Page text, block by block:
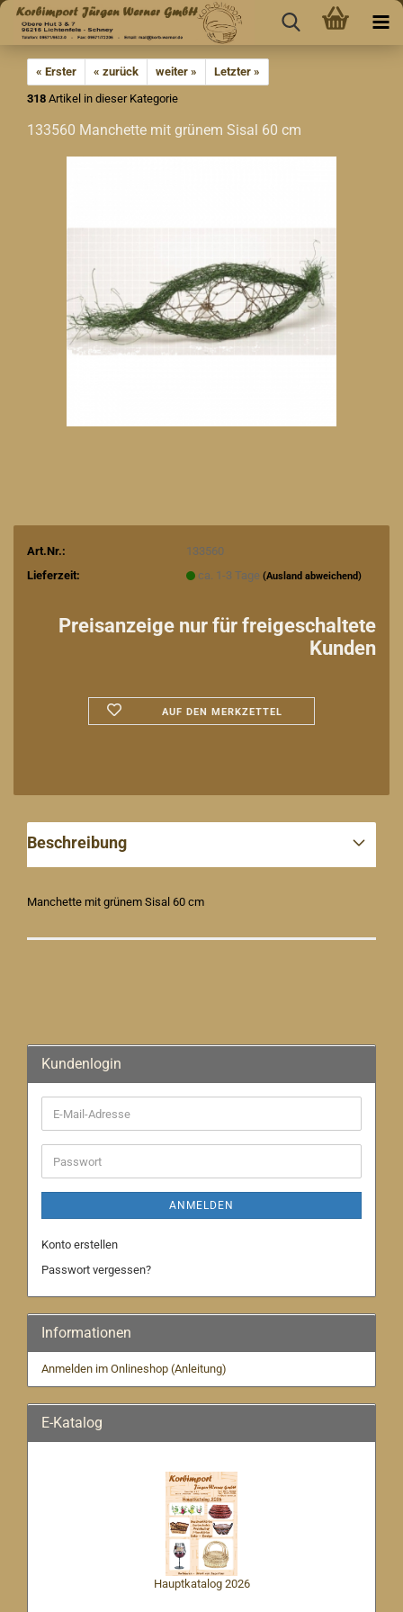
« Erster « zurück weiter »
Letzter »
318 Artikel in dieser Kategorie
133560 Manchette mit grünem Sisal 60 cm
Art.Nr.:
133560
Lieferzeit:
ca. 1-3 Tage (Ausland abweichend)
Preisanzeige nur für freigeschaltete
Kunden
AUF DEN MERKZETTEL
Beschreibung
Manchette mit grünem Sisal 60 cm
Kundenlogin
E-
Mail-
Adresse
Passwort
ANMELDEN
Konto erstellen
Passwort vergessen?
Informationen
Anmelden im Onlineshop (Anleitung)
E-Katalog
Hauptkatalog 2026